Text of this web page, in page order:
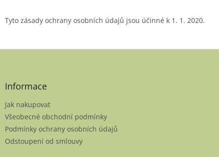
Tyto zásady ochrany osobních údajů jsou účinné k 1. 1. 2020.
Z
Informace
Jak nakupovat
Všeobecné obchodní podmínky
Podmínky ochrany osobních údajů
Odstoupení od smlouvy